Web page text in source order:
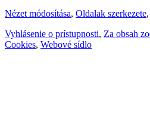
Nézet módosítása, Oldalak szerkezete,
Vyhlásenie o prístupnosti, Za obsah
Cookies, Webové sídlo